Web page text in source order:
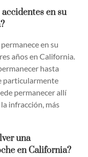
en su
en su
años en California.
hasta
particularmente
permanecer allí
infracción, más
una
en California?